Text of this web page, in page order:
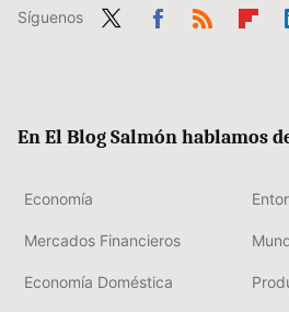
Síguenos
En El Blog Salmón hablamos
Economía
Mercados Financieros
Economía Doméstica